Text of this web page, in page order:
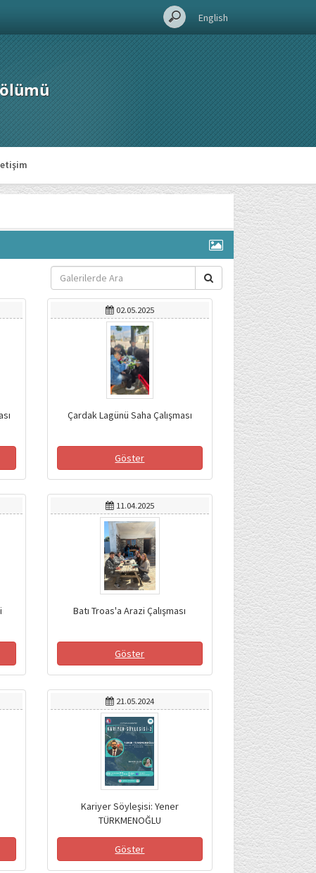
English
02.05.2025
Çardak Lagünü Saha Çalışması
Göster
11.04.2025
Batı Troas'a Arazi Çalışması
Göster
21.05.2024
Kariyer Söyleşisi: Yener
TÜRKMENOĞLU
Göster